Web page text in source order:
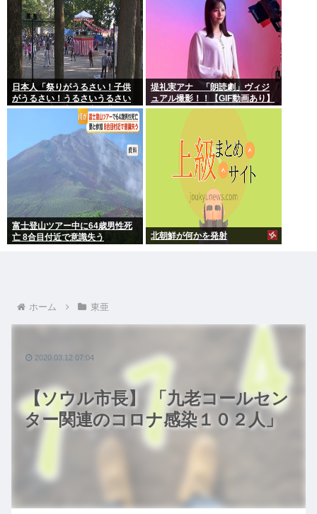
日本人「祭りがうるさい！子供
がうるさい！うるさいうるさい
うるさい！日本を無音の世界に
堤礼実アナ 「朗読劇」ヴィジ
ュアル撮影！！【GIF動画あり】
富士登山ツアー中に64歳男性死
亡 8合目付近で意識失う
北朝鮮が何かを発射
ホーム 東亜
【ソウル市長】 「九老コールセン
ター関連のコロナ感染１０２人」
2020.03.12 07:04